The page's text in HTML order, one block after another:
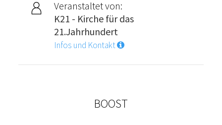
Veranstaltet von:
K21 - Kirche für das
21.Jahrhundert
Infos und Kontakt
BOOST